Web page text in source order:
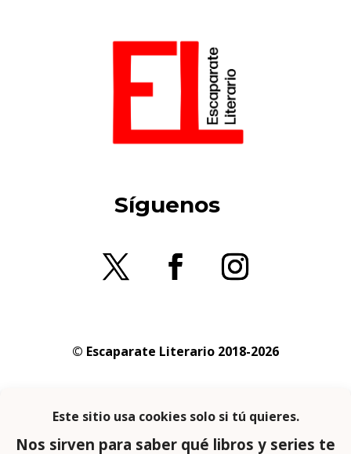
Síguenos
© Escaparate Literario 2018-2026
privacidad